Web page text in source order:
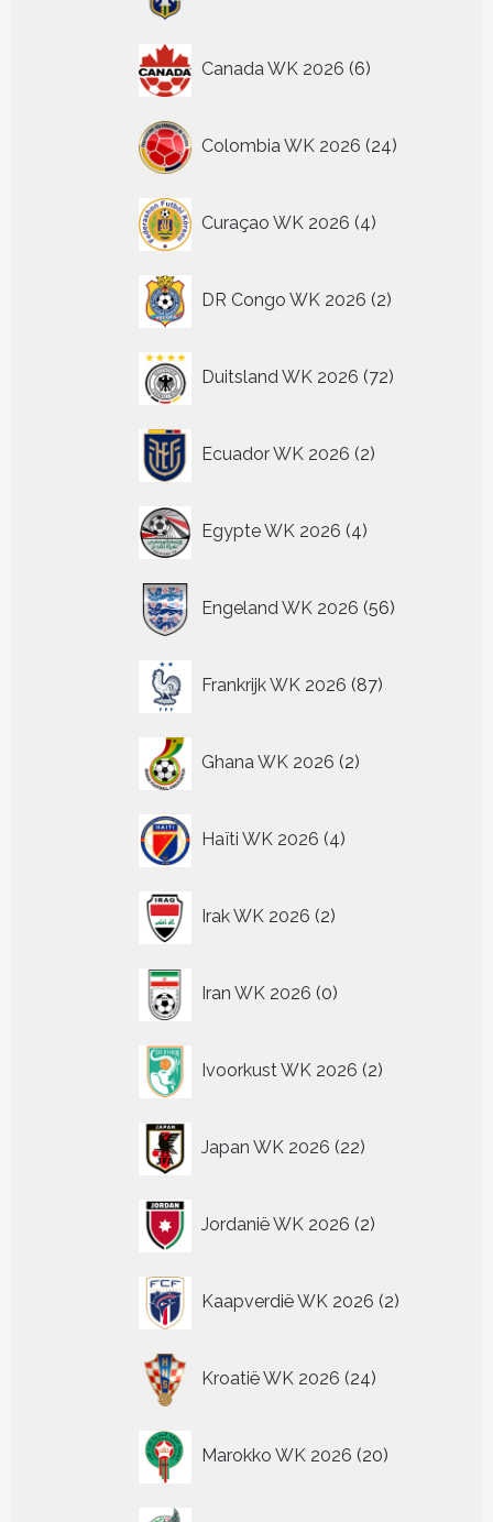
Canada WK 2026 6
producten
Colombia WK 2026 24
producten
Curaçao WK 2026 4
producten
DR Congo WK 2026 2
producten
Duitsland WK 2026 72
producten
Ecuador WK 2026 2
producten
Egypte WK 2026 4
producten
Engeland WK 2026 56
producten
Frankrijk WK 2026 87
producten
Ghana WK 2026 2
producten
Haïti WK 2026 4
producten
Irak WK 2026 2
producten
Iran WK 2026 0
producten
Ivoorkust WK 2026 2
producten
Japan WK 2026 22
producten
Jordanië WK 2026 2
producten
Kaapverdië WK 2026 2
producten
Kroatië WK 2026 24
producten
Marokko WK 2026 20
producten